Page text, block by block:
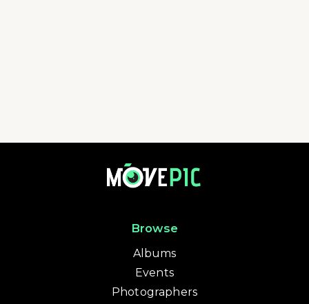
Browse
Albums
Events
Photographers